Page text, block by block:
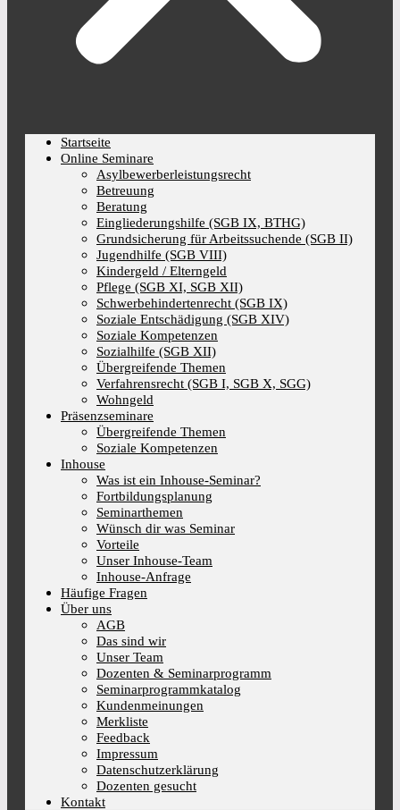
Startseite
Online Seminare
Asylbewerberleistungsrecht
Betreuung
Beratung
Eingliederungshilfe (SGB IX, BTHG)
Grundsicherung für Arbeitssuchende (SGB II)
Jugendhilfe (SGB VIII)
Kindergeld / Elterngeld
Pflege (SGB XI, SGB XII)
Schwerbehindertenrecht (SGB IX)
Soziale Entschädigung (SGB XIV)
Soziale Kompetenzen
Sozialhilfe (SGB XII)
Übergreifende Themen
Verfahrensrecht (SGB I, SGB X, SGG)
Wohngeld
Präsenzseminare
Übergreifende Themen
Soziale Kompetenzen
Inhouse
Was ist ein Inhouse-Seminar?
Fortbildungsplanung
Seminarthemen
Wünsch dir was Seminar
Vorteile
Unser Inhouse-Team
Inhouse-Anfrage
Häufige Fragen
Über uns
AGB
Das sind wir
Unser Team
Dozenten & Seminarprogramm
Seminarprogrammkatalog
Kundenmeinungen
Merkliste
Feedback
Impressum
Datenschutzerklärung
Dozenten gesucht
Kontakt